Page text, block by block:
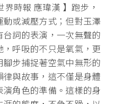
界時報 應瑋漢 】跑步，
或減壓方式；但對玉澤
詞的表演，一次無聲的
呼吸的不只是氧氣，更
步捕捉著空氣中無形的
與故事，這不僅是身體
角色的準備。這樣的身